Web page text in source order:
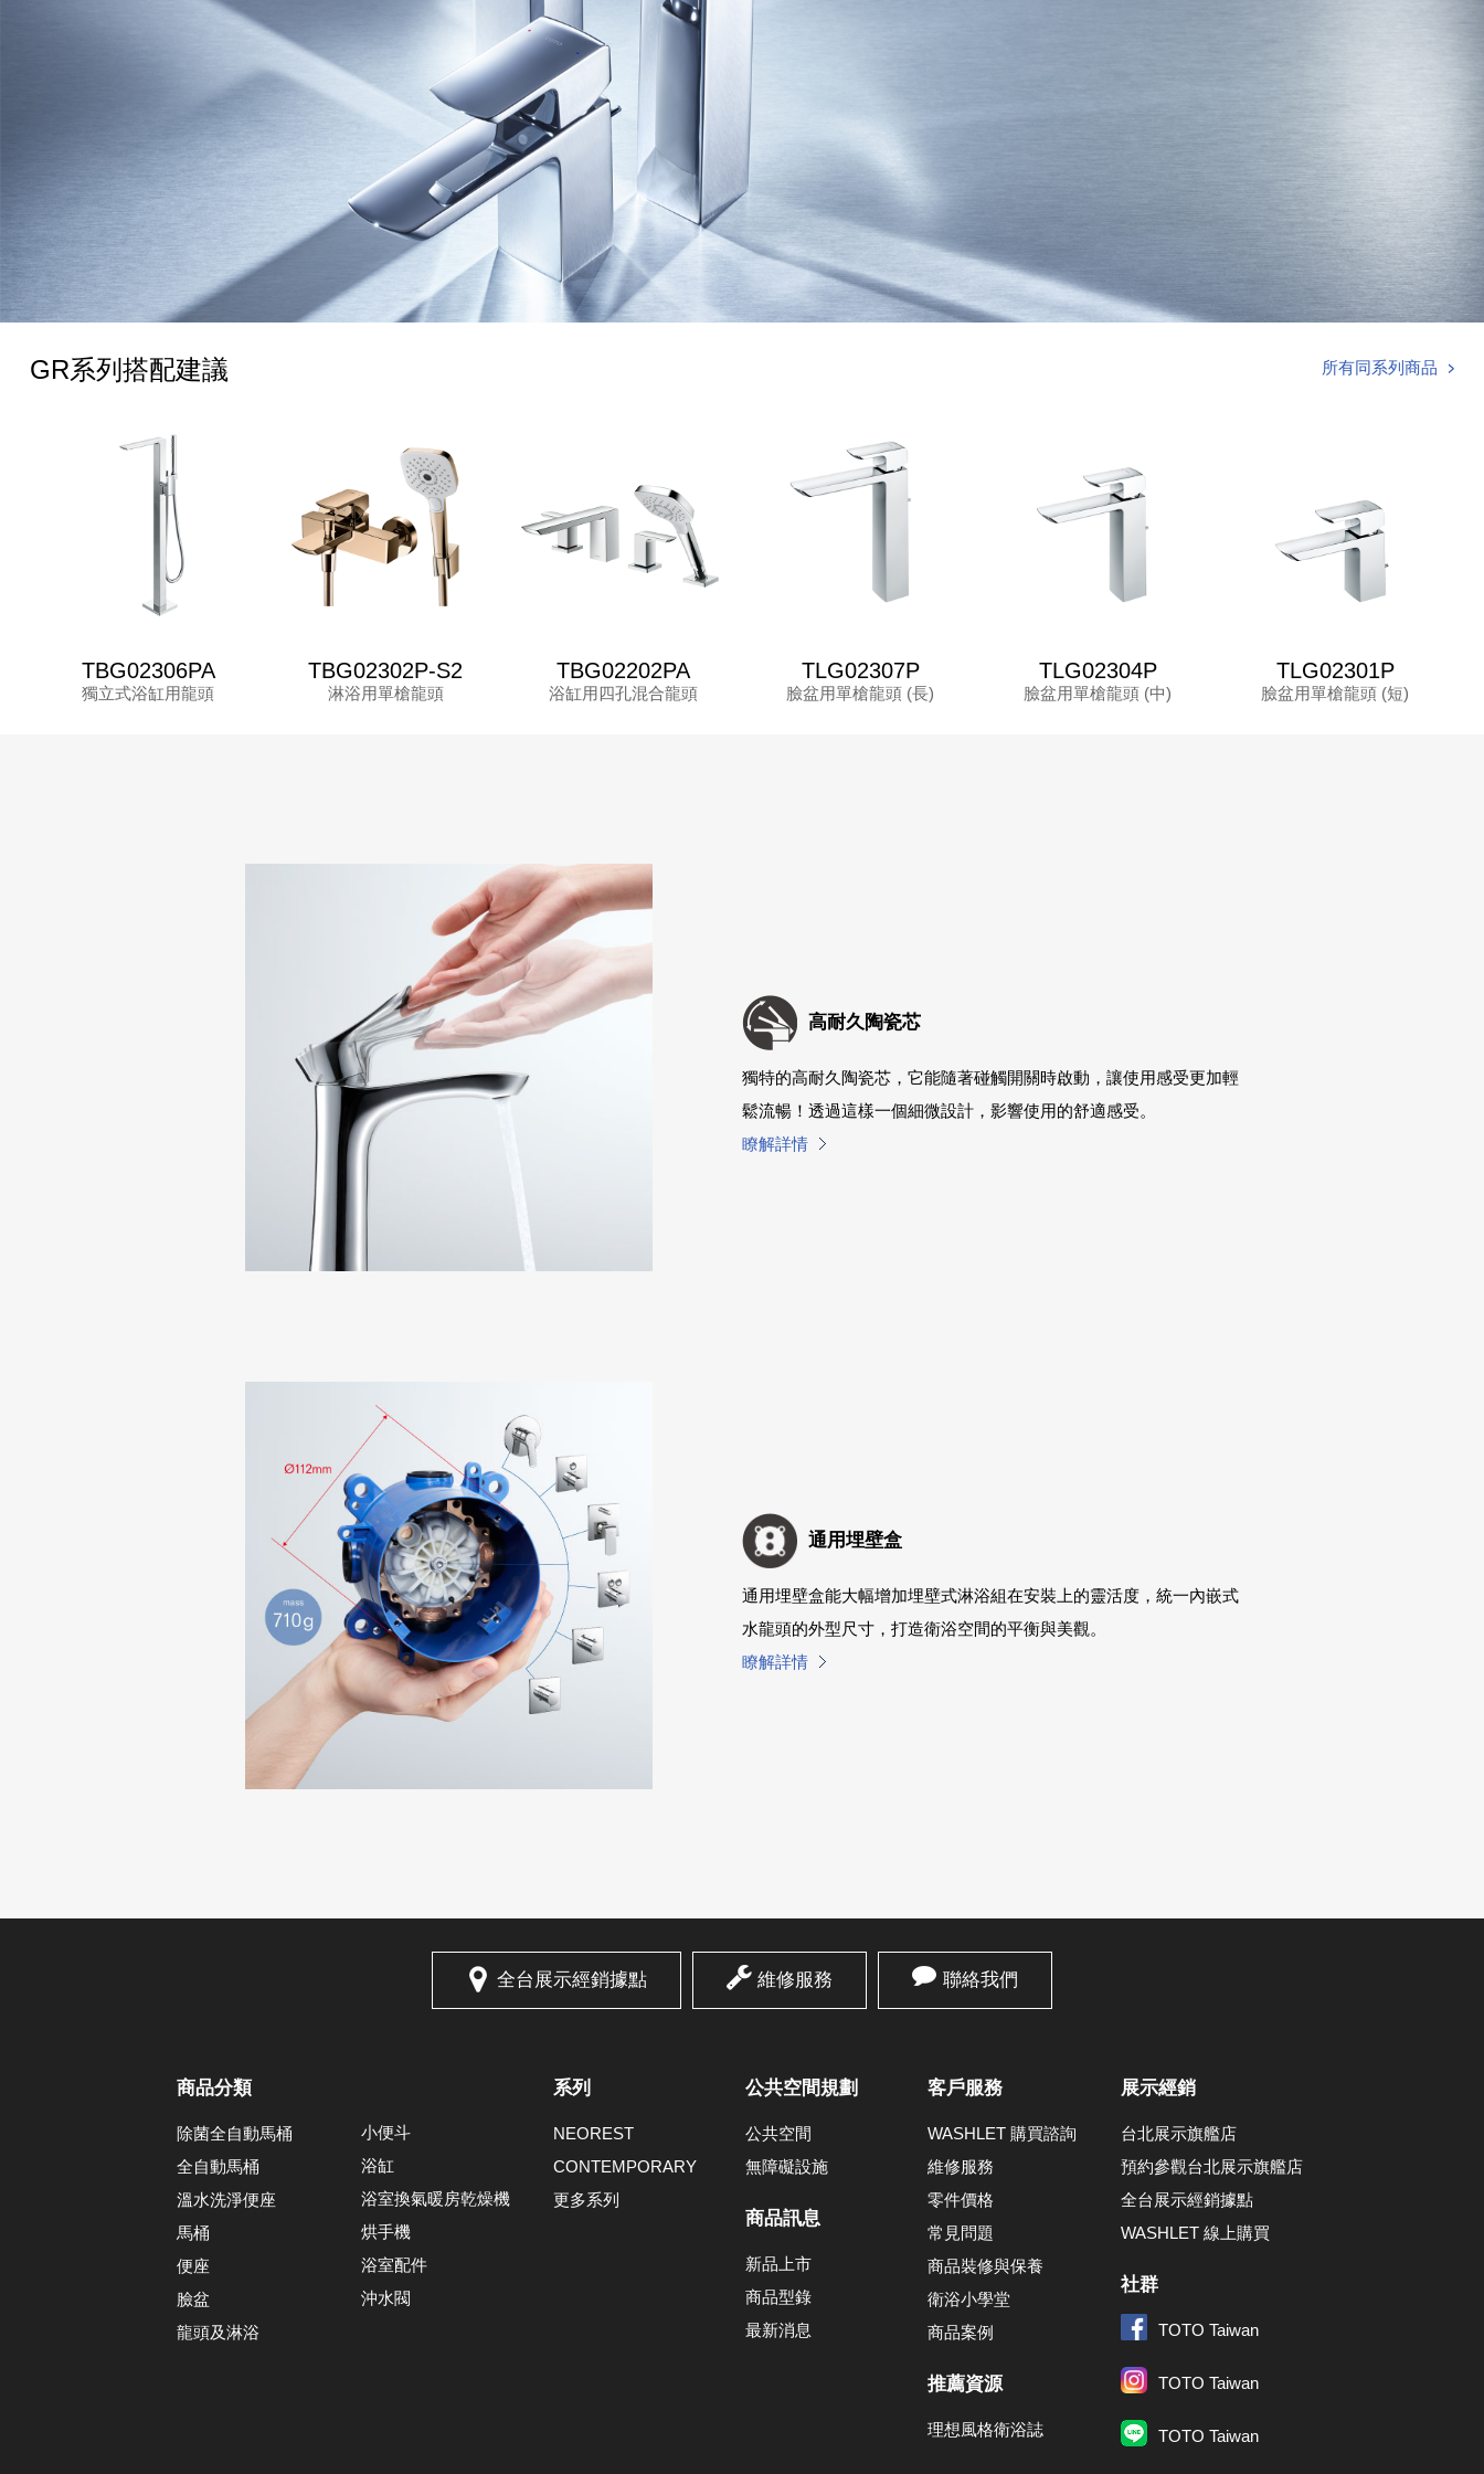
GR系列搭配建議 所有同系列商品
TBG02306PA
獨立式浴缸用龍頭
TBG02302P-S2
淋浴用單槍龍頭
TBG02202PA
浴缸用四孔混合龍頭
TLG02307P
臉盆用單槍龍頭 (長)
TLG02304P
臉盆用單槍龍頭 (中)
TLG02301P
臉盆用單槍龍頭 (短)
高耐久陶瓷芯
獨特的高耐久陶瓷芯，它能隨著碰觸開關時啟動，讓使用感受更加輕
鬆流暢！透過這樣一個細微設計，影響使用的舒適感受。
瞭解詳情
通用埋壁盒
通用埋壁盒能大幅增加埋壁式淋浴組在安裝上的靈活度，統一內嵌式
水龍頭的外型尺寸，打造衛浴空間的平衡與美觀。
瞭解詳情
全台展示經銷據點 維修服務 聯絡我們
商品分類
除菌全自動馬桶
全自動馬桶
溫水洗淨便座
馬桶
便座
臉盆
龍頭及淋浴
小便斗
浴缸
浴室換氣暖房乾燥機
烘手機
浴室配件
沖水閥
系列
NEOREST
CONTEMPORARY
更多系列
公共空間規劃
公共空間
無障礙設施
商品訊息
新品上市
商品型錄
最新消息
客戶服務
WASHLET 購買諮詢
維修服務
零件價格
常見問題
商品裝修與保養
衛浴小學堂
商品案例
推薦資源
理想風格衛浴誌
展示經銷
台北展示旗艦店
預約參觀台北展示旗艦店
全台展示經銷據點
WASHLET 線上購買
社群
TOTO Taiwan
TOTO Taiwan
TOTO Taiwan